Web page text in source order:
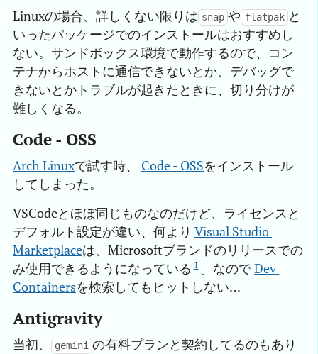
Linuxの場合、詳しくない限りは snap や flatpak と
いったパッケージでのインストールはおすすめし
ない。サンドボックス環境で動作するので、コン
テナからホストに通信できないとか、デバッグで
きないとかトラブルが起きたときに、切り分けが
難しくなる。
Code - OSS
Arch Linuxで試す時、 Code - OSSをインストール
してしまった。
VSCodeとほぼ同じものなのだけど、ライセンスと
デフォルト設定が違い、何より Visual Studio
Marketplaceは、Microsoftブランドのリリースでの
み使用できるようになっている 1 。なのでDev
Containersを検索してもヒットしない…
Antigravity
当初、 gemini の有料プランと契約してるのもあり